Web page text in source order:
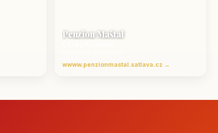
Penzion Maštal
wwww.penzionmastal.satlava.cz →